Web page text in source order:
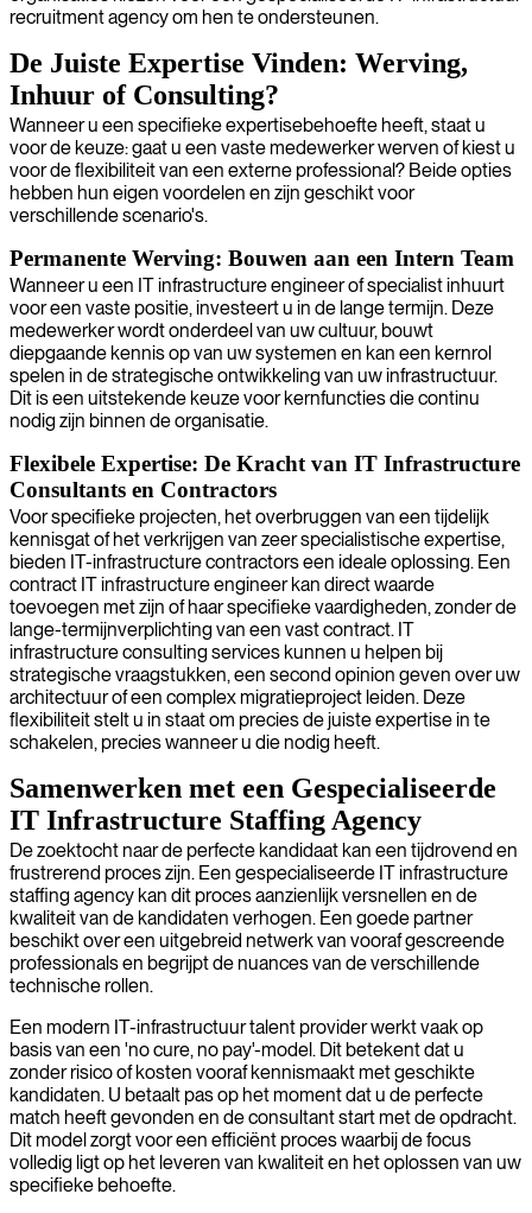
recruitment agency om hen te ondersteunen.
De Juiste Expertise Vinden: Werving,
Inhuur of Consulting?
Wanneer u een specifieke expertisebehoefte heeft, staat u
voor de keuze: gaat u een vaste medewerker werven of kiest u
voor de flexibiliteit van een externe professional? Beide opties
hebben hun eigen voordelen en zijn geschikt voor
verschillende scenario's.
Permanente Werving: Bouwen aan een Intern Team
Wanneer u een IT infrastructure engineer of specialist inhuurt
voor een vaste positie, investeert u in de lange termijn. Deze
medewerker wordt onderdeel van uw cultuur, bouwt
diepgaande kennis op van uw systemen en kan een kernrol
spelen in de strategische ontwikkeling van uw infrastructuur.
Dit is een uitstekende keuze voor kernfuncties die continu
nodig zijn binnen de organisatie.
Flexibele Expertise: De Kracht van IT Infrastructure
Consultants en Contractors
Voor specifieke projecten, het overbruggen van een tijdelijk
kennisgat of het verkrijgen van zeer specialistische expertise,
bieden IT-infrastructure contractors een ideale oplossing. Een
contract IT infrastructure engineer kan direct waarde
toevoegen met zijn of haar specifieke vaardigheden, zonder de
lange-termijnverplichting van een vast contract. IT
infrastructure consulting services kunnen u helpen bij
strategische vraagstukken, een second opinion geven over uw
architectuur of een complex migratieproject leiden. Deze
flexibiliteit stelt u in staat om precies de juiste expertise in te
schakelen, precies wanneer u die nodig heeft.
Samenwerken met een Gespecialiseerde
IT Infrastructure Staffing Agency
De zoektocht naar de perfecte kandidaat kan een tijdrovend en
frustrerend proces zijn. Een gespecialiseerde IT infrastructure
staffing agency kan dit proces aanzienlijk versnellen en de
kwaliteit van de kandidaten verhogen. Een goede partner
beschikt over een uitgebreid netwerk van vooraf gescreende
professionals en begrijpt de nuances van de verschillende
technische rollen.
Een modern IT-infrastructuur talent provider werkt vaak op
basis van een 'no cure, no pay'-model. Dit betekent dat u
zonder risico of kosten vooraf kennismaakt met geschikte
kandidaten. U betaalt pas op het moment dat u de perfecte
match heeft gevonden en de consultant start met de opdracht.
Dit model zorgt voor een efficiënt proces waarbij de focus
volledig ligt op het leveren van kwaliteit en het oplossen van uw
specifieke behoefte.